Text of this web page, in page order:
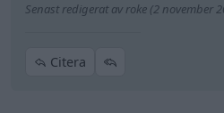
Senast redigerat av roke (2 november
Citera